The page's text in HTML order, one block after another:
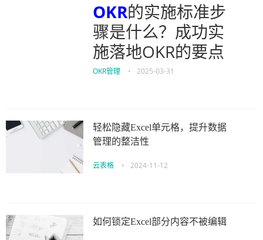
OKR的实施标准步
骤是什么？成功实
施落地OKR的要点
OKR管理 • 2025-03-31
轻松隐藏Excel单元格，提升数据
管理的整洁性
云表格 • 2024-11-12
如何锁定Excel部分内容不被编辑